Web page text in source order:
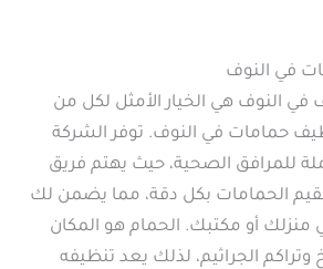
في النوف
النوف هي الخيار الأمثل لكل من
حمامات في النوف. توفر الشركة
للمرافق الصحية، حيث يهتم فريق
الحمامات بكل دقة، مما يضمن لك
منزلك أو مكتبك. الحمام هو المكان
وتراكم الجراثيم، لذلك يعد تنظيفه